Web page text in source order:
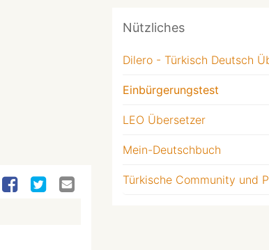
Nützliches
Dilero - Türkisch Deutsch
Einbürgerungstest
LEO Übersetzer
Mein-Deutschbuch
Türkische Community und